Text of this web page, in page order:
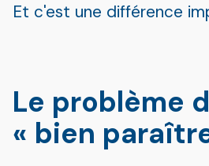
Et c'est une différence
Le problème
« bien